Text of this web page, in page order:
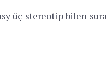
üç stereotip bilen